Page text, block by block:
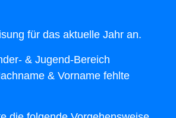
für das aktuelle Jahr an.
& Jugend-Bereich
& Vorname fehlte